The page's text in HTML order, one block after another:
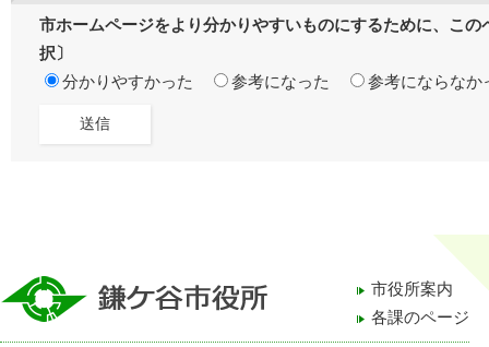
市ホームページをより分かりやすいものにするために、こ
択〕
分かりやすかった
参考になった 参考にならなか
市役所案内
各課のページ